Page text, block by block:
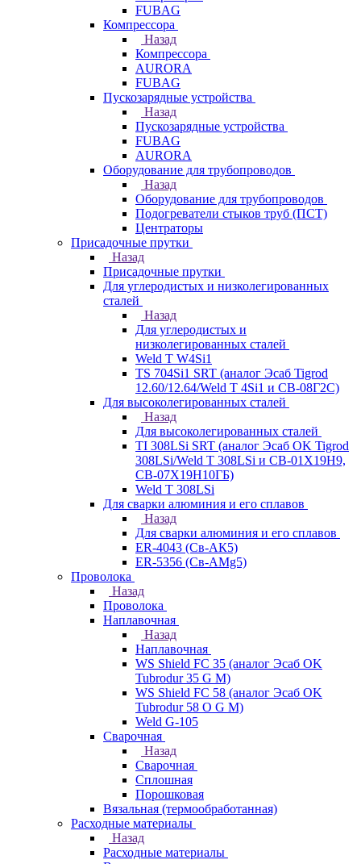
FUBAG
Компрессора
Назад
Компрессора
AURORA
FUBAG
Пускозарядные устройства
Назад
Пускозарядные устройства
FUBAG
AURORA
Оборудование для трубопроводов
Назад
Оборудование для трубопроводов
Подогреватели стыков труб (ПСТ)
Центраторы
Присадочные прутки
Назад
Присадочные прутки
Для углеродистых и низколегированных
сталей
Назад
Для углеродистых и
низколегированных сталей
Weld T W4Si1
TS 704Si1 SRT (аналог Эсаб Tigrod
12.60/12.64/Weld T 4Si1 и СВ-08Г2С)
Для высоколегированных сталей
Назад
Для высоколегированных сталей
TI 308LSi SRT (аналог Эсаб OK Tigrod
308LSi/Weld T 308LSi и СВ-01Х19Н9,
СВ-07Х19Н10ГБ)
Weld T 308LSi
Для сварки алюминия и его сплавов
Назад
Для сварки алюминия и его сплавов
ER-4043 (Св-АК5)
ER-5356 (Св-АМg5)
Проволока
Назад
Проволока
Наплавочная
Назад
Наплавочная
WS Shield FC 35 (аналог Эсаб OK
Tubrodur 35 G M)
WS Shield FC 58 (аналог Эсаб OK
Tubrodur 58 O G M)
Weld G-105
Сварочная
Назад
Сварочная
Сплошная
Порошковая
Вязальная (термообработанная)
Расходные материалы
Назад
Расходные материалы